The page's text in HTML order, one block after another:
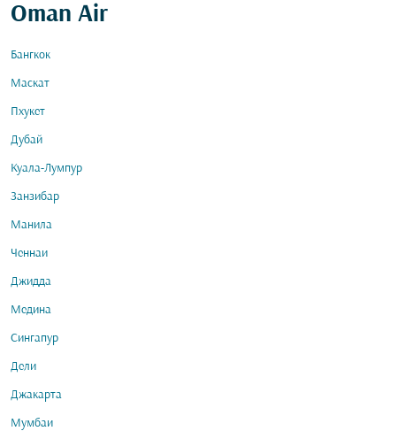
Oman Air
Бангкок
Маскат
Пхукет
Дубай
Куала-Лумпур
Занзибар
Манила
Ченнаи
Джидда
Медина
Сингапур
Дели
Джакарта
Мумбаи